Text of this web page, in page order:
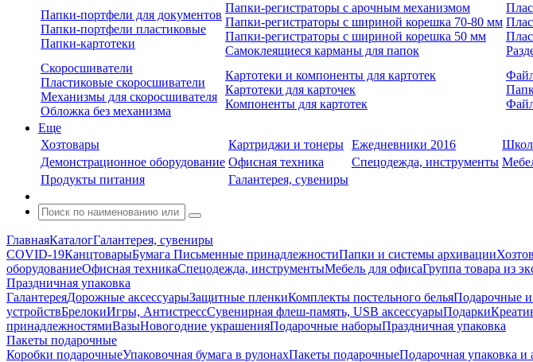
Папки-портфели для документов
Папки-портфели пластиковые
Папки-картотеки
Папки-регистраторы с арочным механизмом
Папки-регистраторы с шириной корешка 70-80 мм
Папки-регистраторы с шириной корешка 50 мм
Самоклеящиеся карманы для папок
Скоросшиватели
Пластиковые скоросшиватели
Механизмы для скоросшивателя
Обложка без механизма
Картотеки и компоненты для картотек
Картотеки для карточек
Компоненты для картотек
Еще
Хозтовары
Картриджи и тонеры Ежедневники 2016
Демонстрационное оборудование Офисная техника Спецодежда, инструменты
Продукты питания
Галантерея, сувениры
ГлавнаяКаталогГалантерея, сувениры
COVID-19КанцтоварыБумага Письменные принадлежностиПапки и системы архивации
оборудованиеОфисная техникаСпецодежда, инструментыМебель для офисаГруппа товара из
Праздничная упаковка
ГалантереяДорожные аксессуарыЗащитные пленкиКомплекты постельного бельяПодарочные
устройствБрелокиИгры, АнтистрессСувенирная флеш-память, USB аксессуарыПодарки
принадлежностямиВазыНовогодние украшенияПодарочные наборыПраздничная упаковка
Пакеты подарочные
Коробки подарочныеУпаковочная бумага в рулонахПакеты подарочныеПодарочная упаковка и